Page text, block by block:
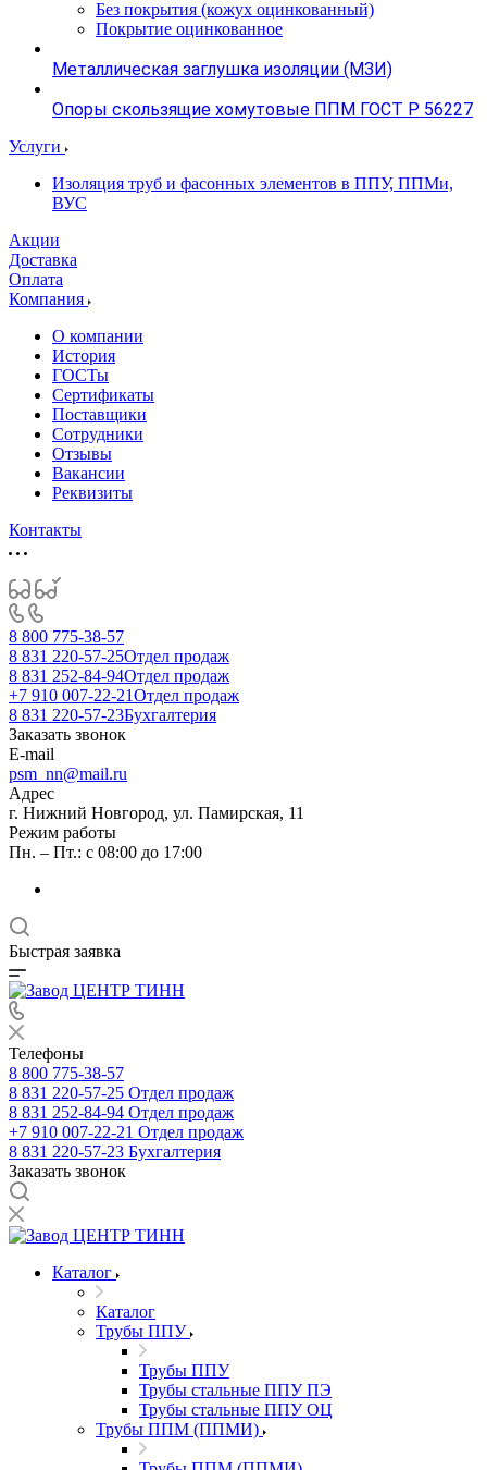
Без покрытия (кожух оцинкованный)
Покрытие оцинкованное
Металлическая заглушка изоляции (МЗИ)
Опоры скользящие хомутовые ППМ ГОСТ Р 56227
Услуги
Изоляция труб и фасонных элементов в ППУ, ППМи,
ВУС
Акции
Доставка
Оплата
Компания
О компании
История
ГОСТы
Сертификаты
Поставщики
Сотрудники
Отзывы
Вакансии
Реквизиты
Контакты
8 800 775-38-57
8 831 220-57-25Отдел продаж
8 831 252-84-94Отдел продаж
+7 910 007-22-21Отдел продаж
8 831 220-57-23Бухгалтерия
Заказать звонок
E-mail
psm_nn@mail.ru
Адрес
г. Нижний Новгород, ул. Памирская, 11
Режим работы
Пн. – Пт.: с 08:00 до 17:00
Быстрая заявка
Телефоны
8 800 775-38-57
8 831 220-57-25 Отдел продаж
8 831 252-84-94 Отдел продаж
+7 910 007-22-21 Отдел продаж
8 831 220-57-23 Бухгалтерия
Заказать звонок
Каталог
Каталог
Трубы ППУ
Трубы ППУ
Трубы стальные ППУ ПЭ
Трубы стальные ППУ ОЦ
Трубы ППМ (ППМИ)